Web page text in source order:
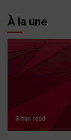
À la une
3 min read